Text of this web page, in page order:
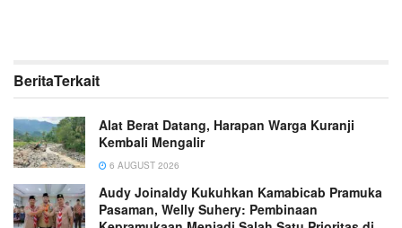
BeritaTerkait
Alat Berat Datang, Harapan Warga Kuranji
Kembali Mengalir
6 AUGUST 2026
Audy Joinaldy Kukuhkan Kamabicab Pramuka
Pasaman, Welly Suhery: Pembinaan